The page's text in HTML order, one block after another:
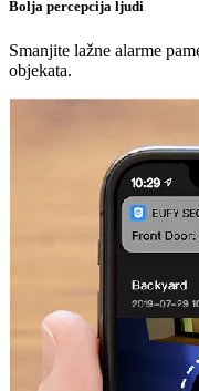
Bolja percepcija ljudi
Smanjite lažne alarme
objekata.